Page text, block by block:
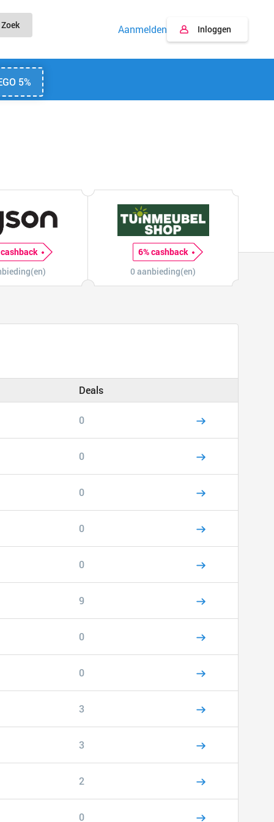
Zoek
Aanmelden Inloggen
5%
cashback
6% cashback
0 aanbieding(en)
Deals
0
0
0
0
0
9
0
0
3
3
2
0